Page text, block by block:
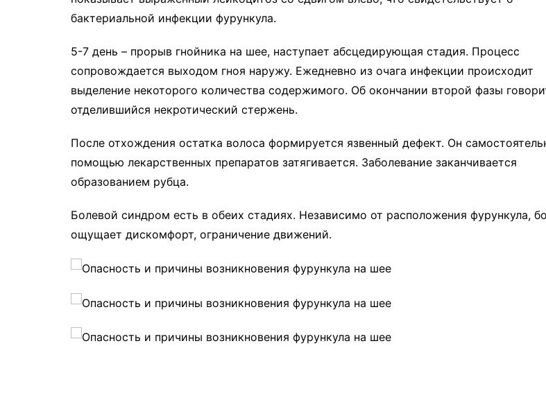
бактериальной инфекции фурункула.
5-7 день – прорыв гнойника на шее, наступает абсцедирующая стадия. Процесс
сопровождается выходом гноя наружу. Ежедневно из очага инфекции происходит
выделение некоторого количества содержимого. Об окончании второй фазы
отделившийся некротический стержень.
После отхождения остатка волоса формируется язвенный дефект. Он
помощью лекарственных препаратов затягивается. Заболевание заканчивается
образованием рубца.
Болевой синдром есть в обеих стадиях. Независимо от расположения фурункула,
ощущает дискомфорт, ограничение движений.